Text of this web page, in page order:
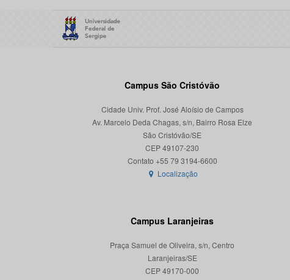
Campus São Cristóvão
Cidade Univ. Prof. José Aloísio de Campos
Av. Marcelo Deda Chagas, s/n, Bairro Rosa Elze
São Cristóvão/SE
CEP 49107-230
Localização
Campus Laranjeiras
Praça Samuel de Oliveira, s/n, Centro
Laranjeiras/SE
CEP 49170-000